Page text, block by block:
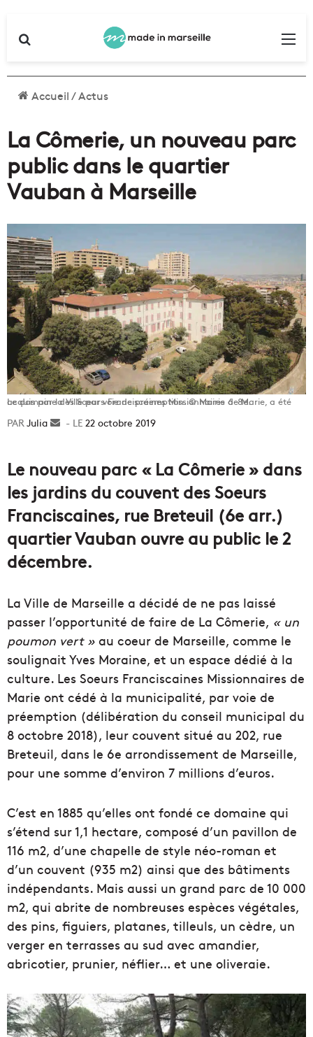
Accueil/Actus
La Cômerie, un nouveau parc
public dans le quartier
Vauban à Marseille
Le domaine des Soeurs Franciscaines Missionnaires de Marie, a été acquis par la Ville par voie de préemption. © Mairie 6-8e.
Julia
Envoyer22 octobre 2019
Le nouveau parc « La Cômerie » dans
les jardins du couvent des Soeurs
Franciscaines, rue Breteuil (6e arr.)
quartier Vauban ouvre au public le 2
décembre.
La Ville de Marseille a décidé de ne pas laissé
passer l’opportunité de faire de La Cômerie, « un
poumon vert » au coeur de Marseille, comme le
soulignait Yves Moraine, et un espace dédié à la
culture. Les Soeurs Franciscaines Missionnaires de
Marie ont cédé à la municipalité, par voie de
préemption (délibération du conseil municipal du
8 octobre 2018), leur couvent situé au 202, rue
Breteuil, dans le 6e arrondissement de Marseille,
pour une somme d’environ 7 millions d’euros.
C’est en 1885 qu’elles ont fondé ce domaine qui
s’étend sur 1,1 hectare, composé d’un pavillon de
116 m2, d’une chapelle de style néo-roman et
d’un couvent (935 m2) ainsi que des bâtiments
indépendants. Mais aussi un grand parc de 10 000
m2, qui abrite de nombreuses espèces végétales,
des pins, figuiers, platanes, tilleuls, un cèdre, un
verger en terrasses au sud avec amandier,
abricotier, prunier, néflier… et une oliveraie.